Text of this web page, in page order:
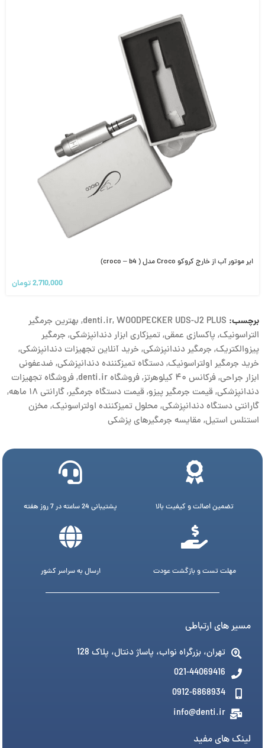
ایر موتور آب از خارج کروکو Croco مدل ( croco – b4)
2,710,000تومان
برچسب: denti.ir,WOODPECKER UDS-J2 PLUS
, بهترین جرمگیر
التراسونیک, پاکسازی عمقی,تمیزکاری ابزار دندانپزشکی, جرمگیر
پیزوالکتریک, جرمگیر دندانپزشکی, خرید آنلاین تجهیزات دندانپزشکی,
خرید جرمگیر اولتراسونیک,دستگاه تمیزکننده دندانپزشکی, ضدعفونی
ابزار جراحی,فرکانس ۴۰ کیلوهرتز ,فروشگاه denti.ir ,فروشگاه تجهیزات
دندانپزشکی,قیمت جرمگیر پیزو,قیمت دستگاه جرمگیر,گارانتی ۱۸ ماهه
,
گارانتی دستگاه دندانپزشکی, محلول تمیزکننده اولتراسونیک, مخزن
استنلس استیل, مقایسه جرمگیرهای پزشکی
تضمین اصالت و کیفیت بالا پشتیبانی 24 ساعته در 7 روز هفته
مهلت تست و بازگشت عودت ارسال به سراسر کشور
مسیر های ارتباطی
تهران، بزرگراه نواب، پاساژ دنتال، پلاک 128
021-44069416
0912-6868934
info@denti.ir
لینک های مفید